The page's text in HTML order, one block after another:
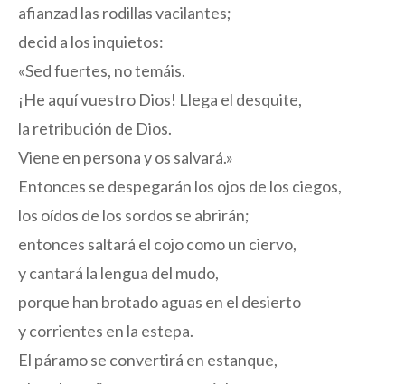
afianzad las rodillas vacilantes;
decid a los inquietos:
«Sed fuertes, no temáis.
¡He aquí vuestro Dios! Llega el desquite,
la retribución de Dios.
Viene en persona y os salvará.»
Entonces se despegarán los ojos de los ciegos,
los oídos de los sordos se abrirán;
entonces saltará el cojo como un ciervo,
y cantará la lengua del mudo,
porque han brotado aguas en el desierto
y corrientes en la estepa.
El páramo se convertirá en estanque,